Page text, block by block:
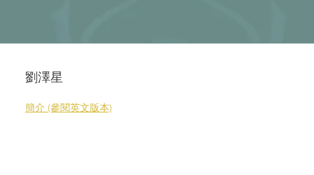
簡介 (參閱英文版本)
劉澤星